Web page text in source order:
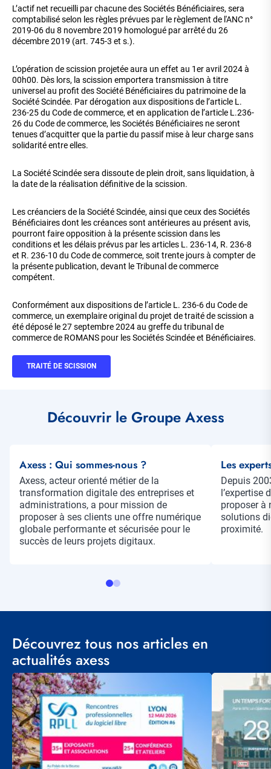
L’actif net recueilli par chacune des Sociétés Bénéficiaires, sera
comptabilisé selon les règles prévues par le règlement de l'ANC n°
2019-06 du 8 novembre 2019 homologué par arrêté du 26
décembre 2019 (art. 745-3 et s.).
L’opération de scission projetée aura un effet au 1er avril 2024 à
00h00. Dès lors, la scission emportera transmission à titre
universel au profit des Société Bénéficiaires du patrimoine de la
Société Scindée. Par dérogation aux dispositions de l’article L.
236-25 du Code de commerce, et en application de l’article L.236-
26 du Code de commerce, les Sociétés Bénéficiaires ne seront
tenues d’acquitter que la partie du passif mise à leur charge sans
solidarité entre elles.
La Société Scindée sera dissoute de plein droit, sans liquidation, à
la date de la réalisation définitive de la scission.
Les créanciers de la Société Scindée, ainsi que ceux des Sociétés
Bénéficiaires dont les créances sont antérieures au présent avis,
pourront faire opposition à la présente scission dans les
conditions et les délais prévus par les articles L. 236-14, R. 236-8
et R. 236-10 du Code de commerce, soit trente jours à compter de
la présente publication, devant le Tribunal de commerce
compétent.
Conformément aux dispositions de l’article L. 236-6 du Code de
commerce, un exemplaire original du projet de traité de scission a
été déposé le 27 septembre 2024 au greffe du tribunal de
commerce de ROMANS pour les Sociétés Scindée et Bénéficiaires.
TRAITÉ DE SCISSION
Découvrir le Groupe Axess
Axess : Qui sommes-nous ?
Résumé
Axess, acteur orienté métier de la
transformation digitale des entreprises et
administrations, a pour mission de
proposer à ses clients une offre numérique
globale performante et sécurisée pour le
succès de leurs projets digitaux.
Les
Résumé
Depuis
l’expertise
proposer à
solutions
proximité.
Découvrez tous nos articles en
actualités axess
Visuel
principal
Visuel
principal